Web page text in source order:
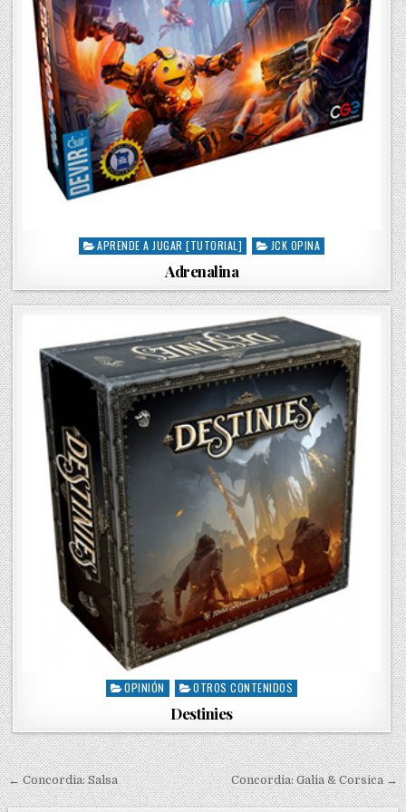
P
t
i
n
APRENDE A JUGAR [TUTORIAL] JCK OPINA
Adrenalina
P
t
e
d
i
OPINIÓN OTROS CONTENIDOS
Destinies
N
← Concordia: Salsa Concordia: Galia & Corsica →